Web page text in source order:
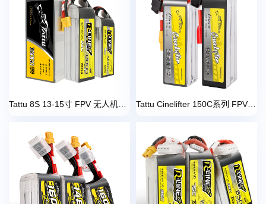
Tattu Cinelifter 150C系列 FPV 电池影视无人机专用